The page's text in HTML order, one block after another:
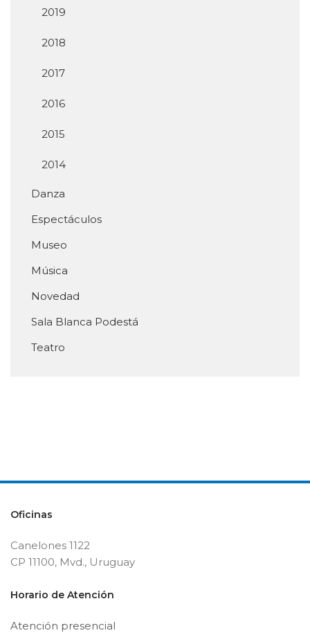
2019
2018
2017
2016
2015
2014
Danza
Espectáculos
Museo
Música
Novedad
Sala Blanca Podestá
Teatro
Oficinas
Canelones 1122
CP 11100, Mvd., Uruguay
Horario de Atención
Atención presencial